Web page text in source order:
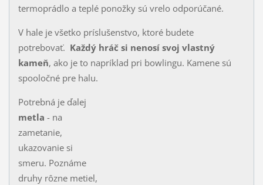
termoprádlo a teplé ponožky sú vrelo odporúčané.
V hale je všetko príslušenstvo, ktoré budete
potrebovať. Každý hráč si nenosí svoj vlastný
kameň, ako je to napríklad pri bowlingu. Kamene sú
spooločné pre halu.
Potrebná je ďalej
metla - na
zametanie,
ukazovanie si
smeru. Poznáme
druhy rôzne metiel,